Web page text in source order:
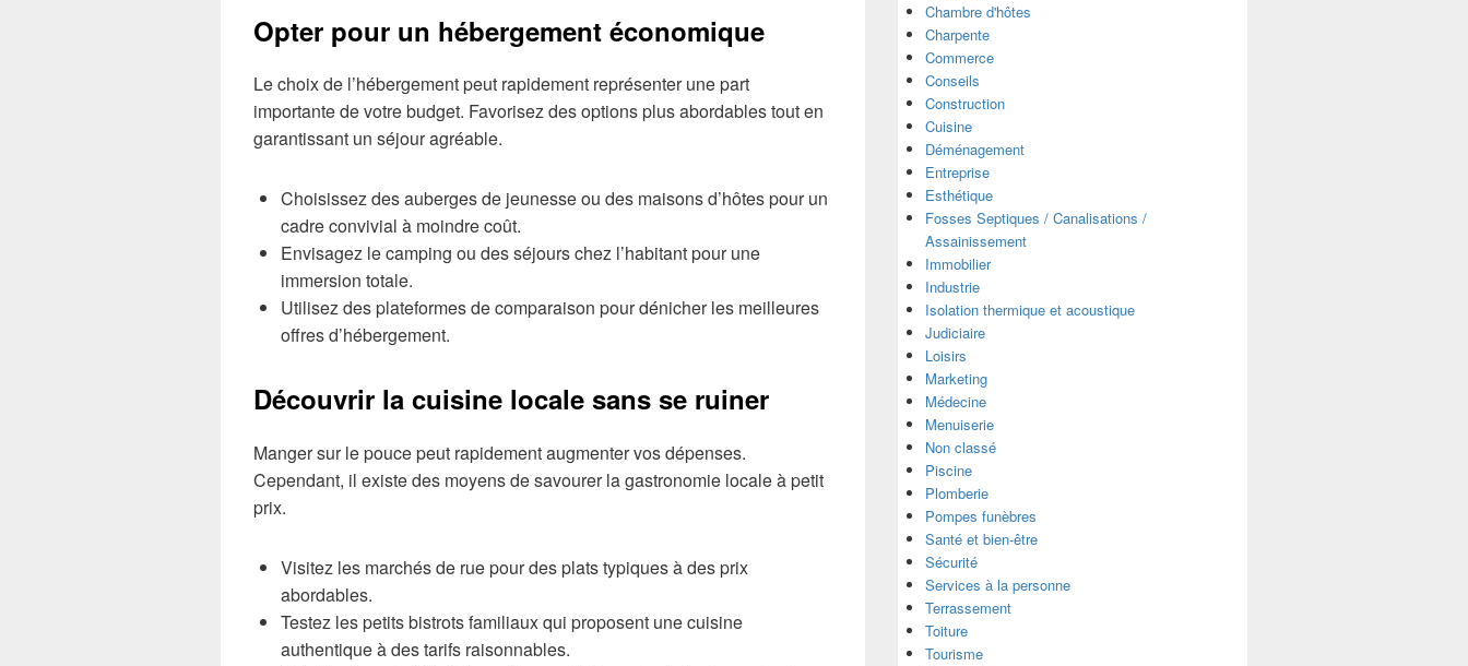
Opter pour un hébergement économique
Le choix de l’hébergement peut rapidement représenter une part
importante de votre budget. Favorisez des options plus abordables tout en
garantissant un séjour agréable.
Choisissez des auberges de jeunesse ou des maisons d’hôtes pour un
cadre convivial à moindre coût.
Envisagez le camping ou des séjours chez l’habitant pour une
immersion totale.
Utilisez des plateformes de comparaison pour dénicher les meilleures
offres d’hébergement.
Découvrir la cuisine locale sans se ruiner
Manger sur le pouce peut rapidement augmenter vos dépenses.
Cependant, il existe des moyens de savourer la gastronomie locale à petit
prix.
Visitez les marchés de rue pour des plats typiques à des prix
abordables.
Testez les petits bistrots familiaux qui proposent une cuisine
authentique à des tarifs raisonnables.
Chambre d'hôtes
Charpente
Commerce
Conseils
Construction
Cuisine
Déménagement
Entreprise
Esthétique
Fosses Septiques / Canalisations /
Assainissement
Immobilier
Industrie
Isolation thermique et acoustique
Judiciaire
Loisirs
Marketing
Médecine
Menuiserie
Non classé
Piscine
Plomberie
Pompes funèbres
Santé et bien-être
Sécurité
Services à la personne
Terrassement
Toiture
Tourisme